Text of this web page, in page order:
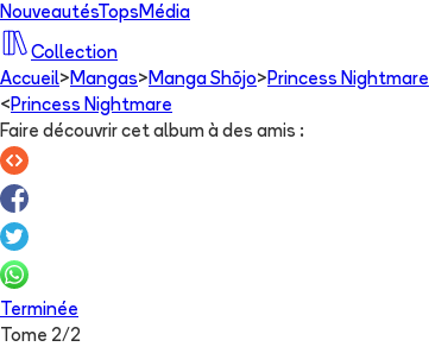
NouveautésTops Média
Collection
Accueil> Mangas> Manga Shōjo> Princess Nightmare
< Princess Nightmare
Faire découvrir cet album à des amis :
Terminée
Tome 2/2